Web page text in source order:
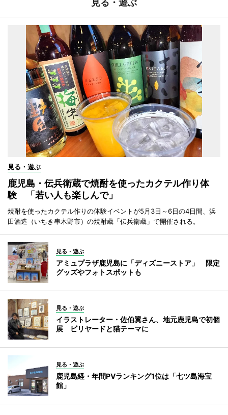
見る・遊ぶ
鹿児島・伝兵衛蔵で焼酎を使ったカクテル作り体
験 「若い人も楽しんで」
焼酎を使ったカクテル作りの体験イベントが5月3日～6日の4日間、浜
田酒造（いちき串木野市）の焼酎蔵「伝兵衛蔵」で開催される。
見る・遊ぶ
アミュプラザ鹿児島に「ディズニーストア」 限定
グッズやフォトスポットも
見る・遊ぶ
イラストレーター・佐伯翼さん、地元鹿児島で初個
展 ビリヤードと猫テーマに
見る・遊ぶ
鹿児島経・年間PVランキング1位は「七ツ島海宝
館」